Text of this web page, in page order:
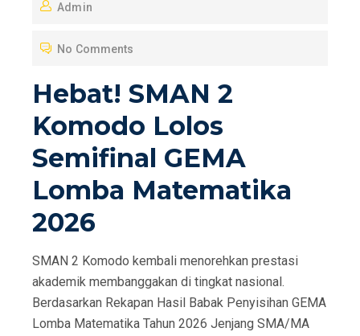
S
E
O
N
Admin
No Comments
Hebat! SMAN 2
Komodo Lolos
Semifinal GEMA
Lomba Matematika
2026
SMAN 2 Komodo kembali menorehkan prestasi
akademik membanggakan di tingkat nasional.
Berdasarkan Rekapan Hasil Babak Penyisihan GEMA
Lomba Matematika Tahun 2026 Jenjang SMA/MA